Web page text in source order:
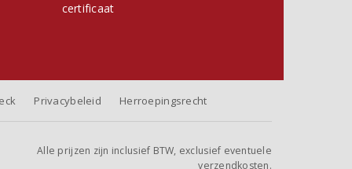
certificaat
Privacybeleid Herroepingsrecht
Alle prijzen zijn inclusief BTW, exclusief eventuele
verzendkosten.